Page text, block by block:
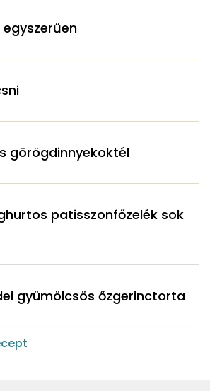
görögdinnyekoktél
patisszonfőzelék sok
gyümölcsös őzgerinctorta